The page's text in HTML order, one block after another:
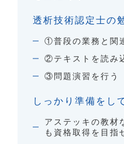
透析技術認定士の
①普段の業務と関
②テキストを読み
③問題演習を行う
しっかり準備をし
アステッキの教材
も資格取得を目指